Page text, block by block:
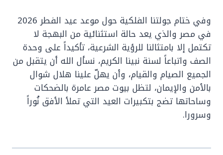
وفي ختام جولتنا الفلكية حول موعد عيد الفطر 2026
في مصر والذي يعد حالة استثنائية من البهجة لا
تكتمل إلا بامتثالنا للرؤية الشرعية، تأكيداً على وحدة
الصف واتباعاً لسنة نبينا الكريم، نسأل الله أن يتقبل من
الجميع الصيام والقيام، وأن يهلّ علينا هلال شوال
بالأمن والإيمان، لتظل بيوت مصر عامرة بالضحكات
وساحاتها تضج بتكبيرات العيد التي تملأ الأفق نُوراً
وسرورا.